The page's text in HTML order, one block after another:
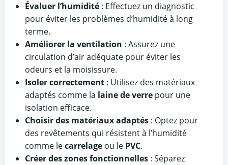
Évaluer l’humidité : Effectuez un diagnostic
pour éviter les problèmes d’humidité à long
terme.
Améliorer la ventilation : Assurez une
circulation d’air adéquate pour éviter les
odeurs et la moisissure.
Isoler correctement : Utilisez des matériaux
adaptés comme la laine de verre pour une
isolation efficace.
Choisir des matériaux adaptés : Optez pour
des revêtements qui résistent à l’humidité
comme lecarrelage ou le PVC.
Créer des zones fonctionnelles : Séparez